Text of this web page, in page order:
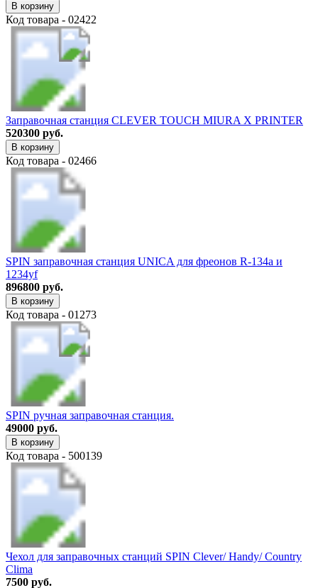
В корзину
Код товара - 02422
Заправочная станция CLEVER TOUCH MIURA X PRINTER
520300 руб.
В корзину
Код товара - 02466
SPIN заправочная станция UNICA для фреонов R-134a и
1234yf
896800 руб.
В корзину
Код товара - 01273
SPIN ручная заправочная станция.
49000 руб.
В корзину
Код товара - 500139
Чехол для заправочных станций SPIN Clever/ Handy/ Country
Clima
7500 руб.